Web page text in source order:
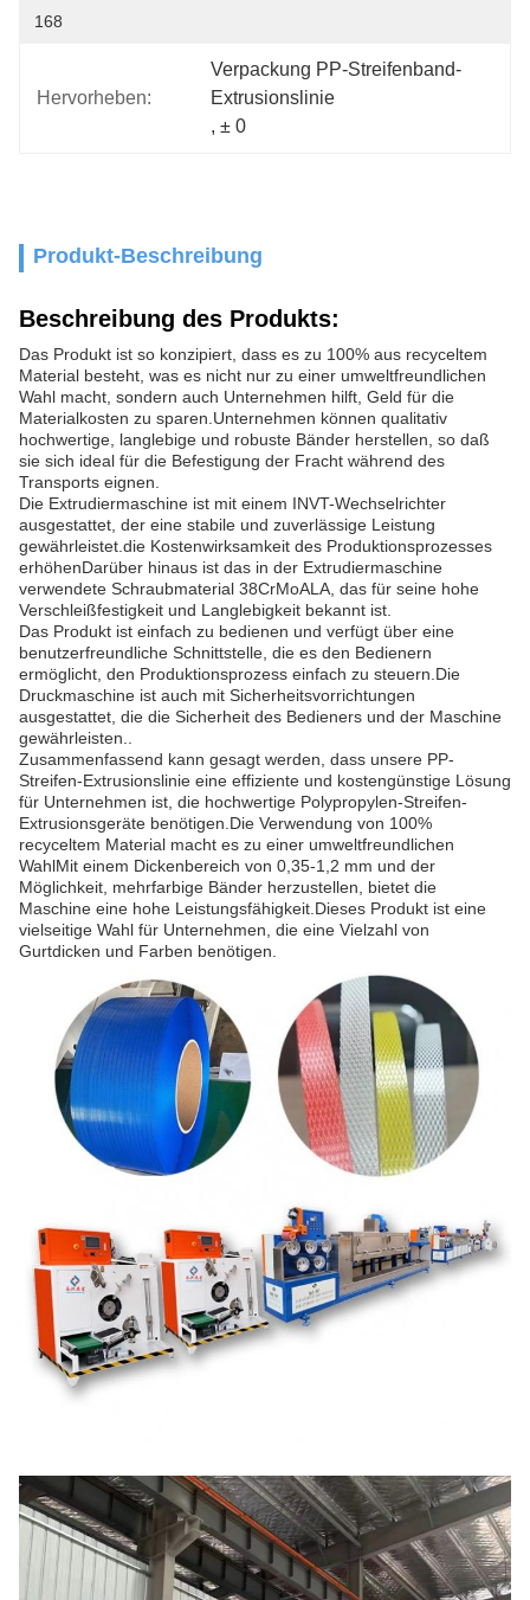
168
Hervorheben:
Verpackung PP-Streifenband-
Extrusionslinie
, ± 0
Produkt-Beschreibung
Beschreibung des Produkts:
Das Produkt ist so konzipiert, dass es zu 100% aus recyceltem
Material besteht, was es nicht nur zu einer umweltfreundlichen
Wahl macht, sondern auch Unternehmen hilft, Geld für die
Materialkosten zu sparen.Unternehmen können qualitativ
hochwertige, langlebige und robuste Bänder herstellen, so daß
sie sich ideal für die Befestigung der Fracht während des
Transports eignen.
Die Extrudiermaschine ist mit einem INVT-Wechselrichter
ausgestattet, der eine stabile und zuverlässige Leistung
gewährleistet.die Kostenwirksamkeit des Produktionsprozesses
erhöhenDarüber hinaus ist das in der Extrudiermaschine
verwendete Schraubmaterial 38CrMoALA, das für seine hohe
Verschleißfestigkeit und Langlebigkeit bekannt ist.
Das Produkt ist einfach zu bedienen und verfügt über eine
benutzerfreundliche Schnittstelle, die es den Bedienern
ermöglicht, den Produktionsprozess einfach zu steuern.Die
Druckmaschine ist auch mit Sicherheitsvorrichtungen
ausgestattet, die die Sicherheit des Bedieners und der Maschine
gewährleisten..
Zusammenfassend kann gesagt werden, dass unsere PP-
Streifen-Extrusionslinie eine effiziente und kostengünstige Lösung
für Unternehmen ist, die hochwertige Polypropylen-Streifen-
Extrusionsgeräte benötigen.Die Verwendung von 100%
recyceltem Material macht es zu einer umweltfreundlichen
WahlMit einem Dickenbereich von 0,35-1,2 mm und der
Möglichkeit, mehrfarbige Bänder herzustellen, bietet die
Maschine eine hohe Leistungsfähigkeit.Dieses Produkt ist eine
vielseitige Wahl für Unternehmen, die eine Vielzahl von
Gurtdicken und Farben benötigen.